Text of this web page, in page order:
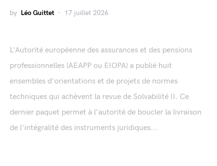
by Léo Guittet 17 juillet 2026
L'Autorité européenne des assurances et des pensions
professionnelles (AEAPP ou EIOPA) a publié huit
ensembles d'orientations et de projets de normes
techniques qui achèvent la revue de Solvabilité II. Ce
dernier paquet permet à l'autorité de boucler la livraison
de l'intégralité des instruments juridiques...